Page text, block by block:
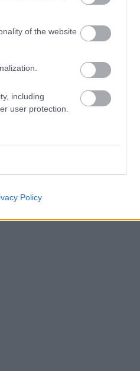
of the website
including
user protection.
Policy